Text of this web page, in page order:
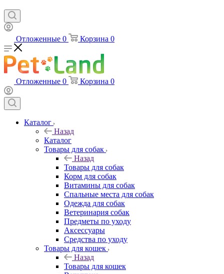
Отложенные 0 Корзина 0
Отложенные 0 Корзина 0
Каталог
Назад
Каталог
Товары для собак
Назад
Товары для собак
Корм для собак
Витамины для собак
Спальные места для собак
Одежда для собак
Ветеринария собак
Предметы по уходу
Аксессуары
Средства по уходу
Товары для кошек
Назад
Товары для кошек